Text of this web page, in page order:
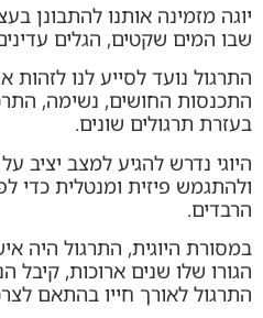
יוגה מזמינה אותנו להתבונן
שבו המים שקטים, הגלים
התרגול נועד לסייע לנו
התכנסות החושים, נשימה,
בעזרת תרגולים שונים.
היוגי נדרש להגיע למצב יציב
ולהתגמש פיזית ומנטלית כדי
הרבדים.
במסורת היוגית, התרגול היה
הגורו שלו שנים ארוכות,
התרגול לאורך חייו בהתאם